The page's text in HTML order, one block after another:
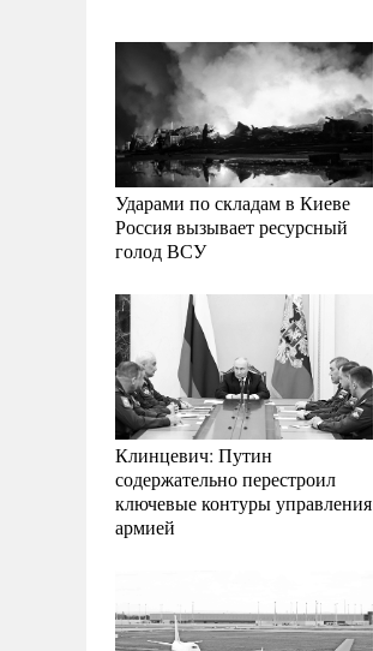
Ударами по складам в Киеве
Россия вызывает ресурсный
голод ВСУ
Клинцевич: Путин
содержательно перестроил
ключевые контуры управления
армией